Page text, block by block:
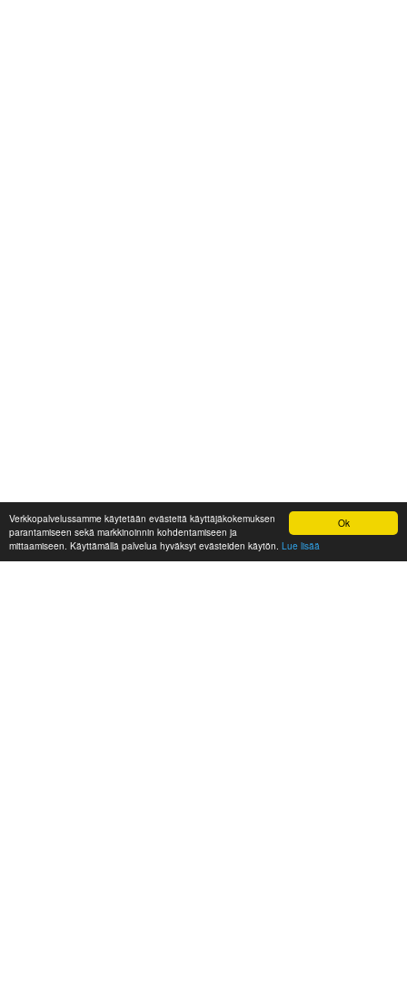
Ok
Verkkopalvelussamme käytetään evästeitä käyttäjäkokemuksen
parantamiseen sekä markkinoinnin kohdentamiseen ja
mittaamiseen. Käyttämällä palvelua hyväksyt evästeiden käytön. Lue lisää